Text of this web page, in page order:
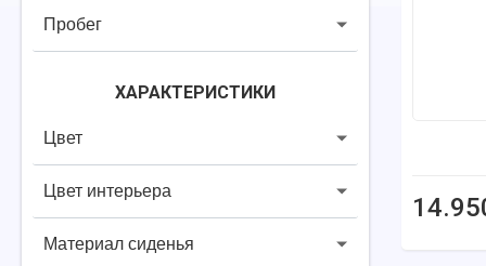
Пробег
ХАРАКТЕРИСТИКИ
Цвет
Цвет интерьера
Материал сиденья